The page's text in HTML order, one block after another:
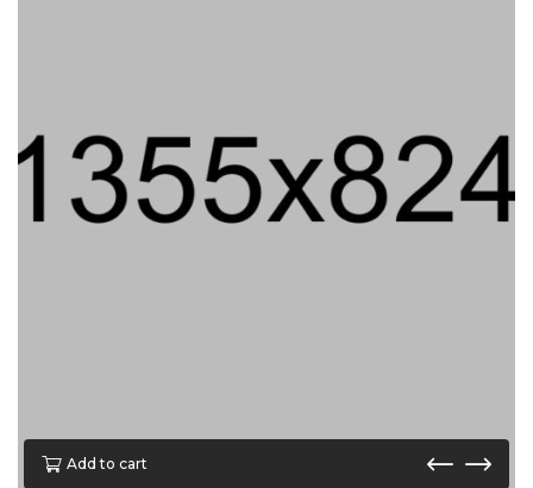
Add to cart